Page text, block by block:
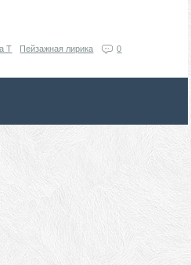
Т Пейзажная лирика 0